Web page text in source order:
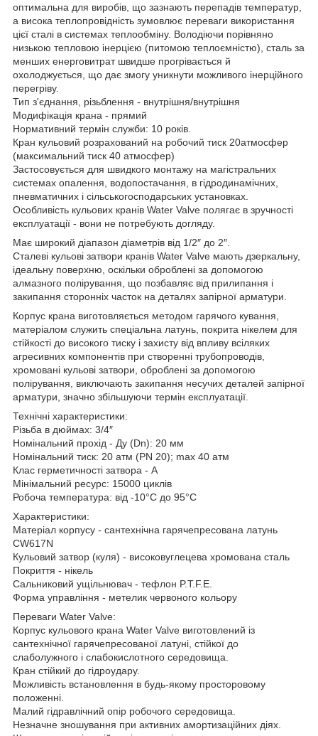
оптимальна для виробів, що зазнають перепадів температур,
а висока теплопровідність зумовлює переваги використання
цієї сталі в системах теплообміну. Володіючи порівняно
низькою тепловою інерцією (питомою теплоємністю), сталь за
менших енерговитрат швидше прогрівається й
охолоджується, що дає змогу уникнути можливого інерційного
перегріву.
Тип з'єднання, різьблення - внутрішня/внутрішня
Модифікація крана - прямий
Нормативний термін служби: 10 років.
Кран кульовий розрахований на робочий тиск 20атмосфер
(максимальний тиск 40 атмосфер)
Застосовується для швидкого монтажу на магістральних
системах опалення, водопостачання, в гідродинамічних,
пневматичних і сільськогосподарських установках.
Особливість кульових кранів Water Valve полягає в зручності
експлуатації - вони не потребують догляду.
Має широкий діапазон діаметрів від 1/2″ до 2″.
Сталеві кульові затвори кранів Water Valve мають дзеркальну,
ідеальну поверхню, оскільки оброблені за допомогою
алмазного полірування, що позбавляє від прилипання і
закипання сторонніх часток на деталях запірної арматури.
Корпус крана виготовляється методом гарячого кування,
матеріалом служить спеціальна латунь, покрита нікелем для
стійкості до високого тиску і захисту від впливу всіляких
агресивних компонентів при створенні трубопроводів,
хромовані кульові затвори, оброблені за допомогою
полірування, виключають закипання несучих деталей запірної
арматури, значно збільшуючи термін експлуатації.
Технічні характеристики:
Різьба в дюймах: 3/4″
Номінальний прохід - Ду (Dn): 20 мм
Номінальний тиск: 20 атм (PN 20); max 40 атм
Клас герметичності затвора - А
Мінімальний ресурс: 15000 циклів
Робоча температура: від -10°C до 95°C
Характеристики:
Матеріал корпусу - сантехнічна гарячепресована латунь
CW617N
Кульовий затвор (куля) - високовуглецева хромована сталь
Покриття - нікель
Сальниковий ущільнювач - тефлон P.T.F.E.
Форма управління - метелик червоного кольору
Переваги Water Valve:
Корпус кульового крана Water Valve виготовлений із
сантехнічної гарячепресованої латуні, стійкої до
слаболужного і слабокислотного середовища.
Кран стійкий до гідроудару.
Можливість встановлення в будь-якому просторовому
положенні.
Малий гідравлічний опір робочого середовища.
Незначне зношування при активних амортизаційних діях.